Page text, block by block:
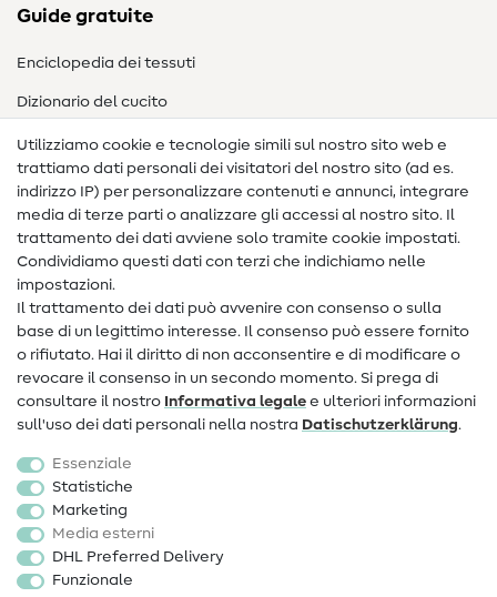
Guide gratuite
Enciclopedia dei tessuti
Dizionario del cucito
Nähanleitungen
Assistenza e contatto
Contatto
Informazioni sul nuovo proprietario
FAQ
Diritto di recesso
Popolare
Accessori cucito
Sale
Utilizziamo cookie e tecnologie simili sul nostro sito web e
trattiamo dati personali dei visitatori del nostro sito (ad es.
indirizzo IP) per personalizzare contenuti e annunci, integrare
media di terze parti o analizzare gli accessi al nostro sito. Il
trattamento dei dati avviene solo tramite cookie impostati.
Condividiamo questi dati con terzi che indichiamo nelle
impostazioni.
Il trattamento dei dati può avvenire con consenso o sulla
base di un legittimo interesse. Il consenso può essere fornito
o rifiutato. Hai il diritto di non acconsentire e di modificare o
revocare il consenso in un secondo momento. Si prega di
consultare il nostro Informativa legale e ulteriori informazioni
sull'uso dei dati personali nella nostra Dati­schutz­erklärung.
Essenziale
Statistiche
Marketing
Media esterni
DHL Preferred Delivery
Funzionale